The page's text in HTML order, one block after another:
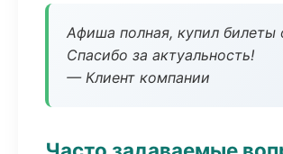
Афиша полная, купил билеты
Спасибо за актуальность!
— Клиент компании